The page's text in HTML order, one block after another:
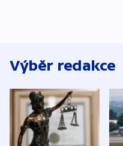
Výběr redakce